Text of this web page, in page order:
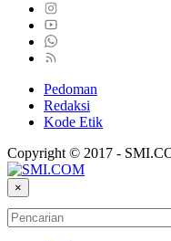
Pedoman
Redaksi
Kode Etik
Copyright © 2017 -
×